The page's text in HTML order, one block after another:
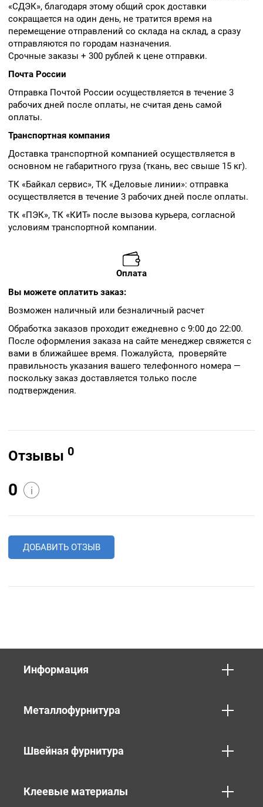
«СДЭК», благодаря этому общий срок доставки
сокращается на один день, не тратится время на
перемещение отправлений со склада на склад, а сразу
отправляются по городам назначения.
Срочные заказы + 300 рублей к цене отправки.
Почта России
Отправка Почтой России осуществляется в течение 3
рабочих дней после оплаты, не считая день самой
оплаты.
Транспортная компания
Доставка транспортной компанией осуществляется в
основном не габаритного груза (ткань, вес свыше 15 кг).
ТК «Байкал сервис», ТК «Деловые линии»: отправка
осуществляется в течение 3 рабочих дней после оплаты.
ТК «ПЭК», ТК «КИТ» после вызова курьера, согласной
условиям транспортной компании.
Оплата
Вы можете оплатить заказ:
Возможен наличный или безналичный расчет
Обработка заказов проходит ежедневно с 9:00 до 22:00.
После оформления заказа на сайте менеджер свяжется с
вами в ближайшее время. Пожалуйста, проверяйте
правильность указания вашего телефонного номера —
поскольку заказ доставляется только после
подтверждения.
Отзывы 0
0 i
ДОБАВИТЬ ОТЗЫВ
Информация
Металлофурнитура
Швейная фурнитура
Клеевые материалы